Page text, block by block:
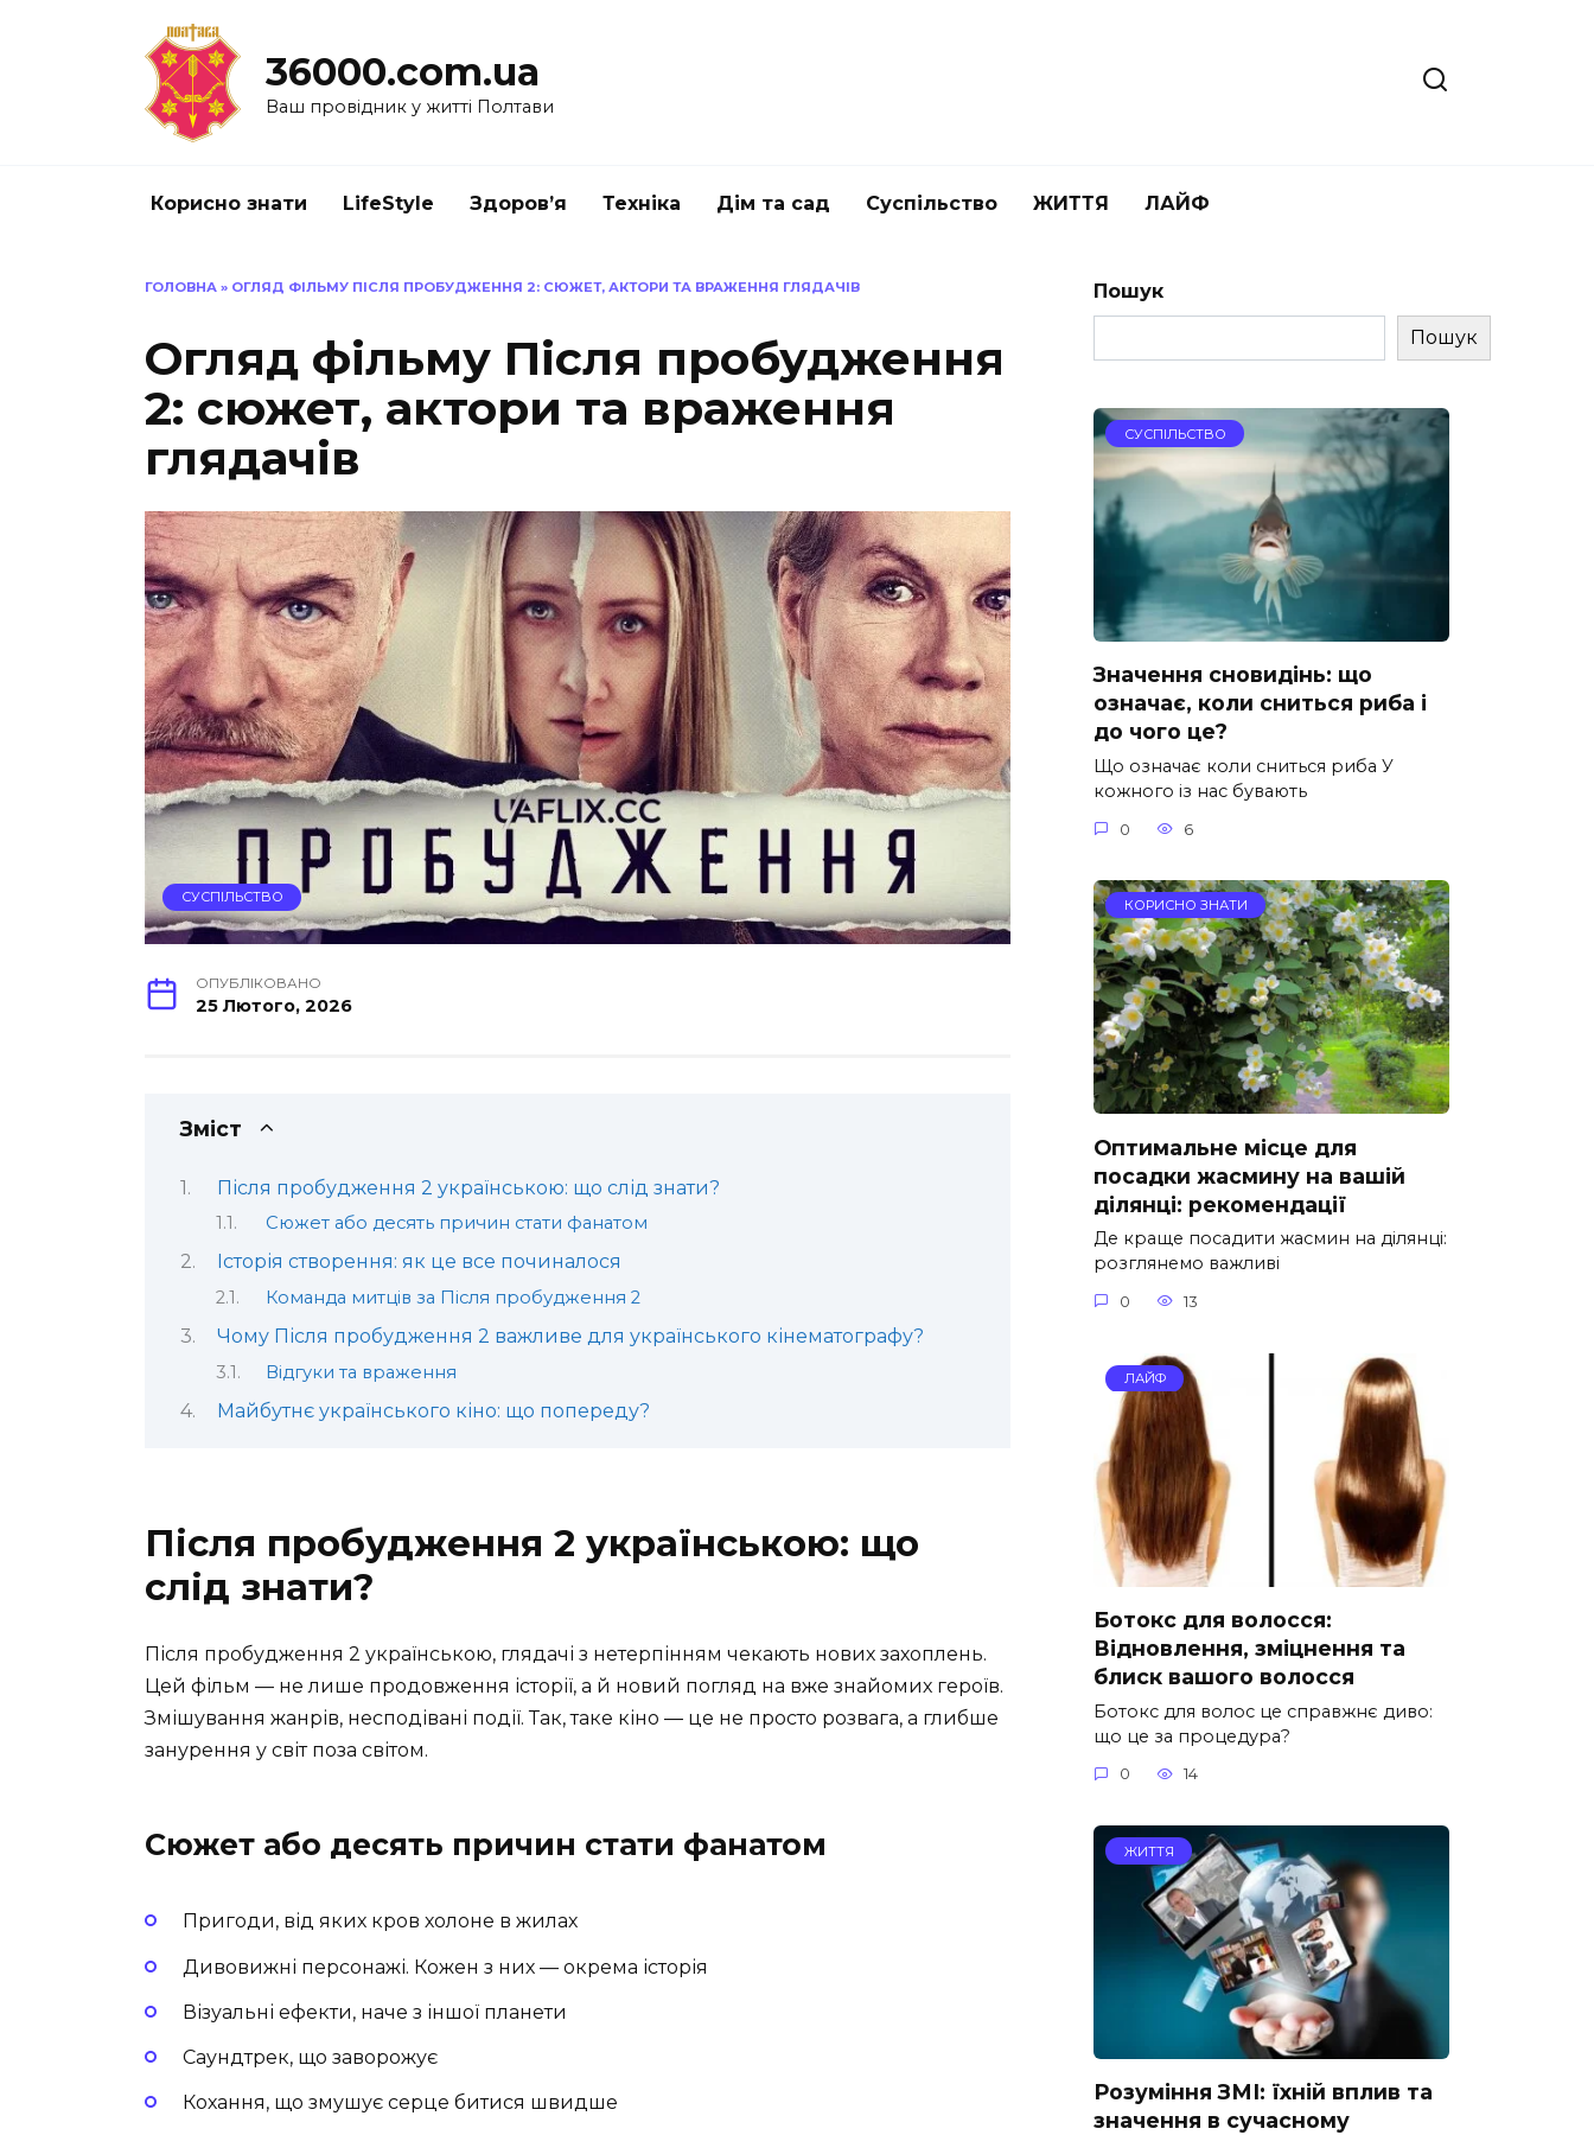
36000.com.ua
Ваш провідник у житті Полтави
Корисно знати LifeStyle Здоров’я Техніка Дім та сад Суспільство ЖИТТЯ ЛАЙФ
ГОЛОВНА » ОГЛЯД ФІЛЬМУ ПІСЛЯ ПРОБУДЖЕННЯ 2: СЮЖЕТ, АКТОРИ ТА ВРАЖЕННЯ ГЛЯДАЧІВ
Огляд фільму Після пробудження
2: сюжет, актори та враження
глядачів
СУСПІЛЬСТВО
ОПУБЛІКОВАНО
25 Лютого, 2026
Зміст
Після пробудження 2 українською: що слід знати?
Сюжет або десять причин стати фанатом
Історія створення: як це все починалося
Команда митців за Після пробудження 2
Чому Після пробудження 2 важливе для українського кінематографу?
Відгуки та враження
Майбутнє українського кіно: що попереду?
Після пробудження 2 українською: що
слід знати?
Після пробудження 2 українською, глядачі з нетерпінням чекають нових захоплень.
Цей фільм — не лише продовження історії, а й новий погляд на вже знайомих героїв.
Змішування жанрів, несподівані події. Так, таке кіно ― це не просто розвага, а глибше
занурення у світ поза світом.
Сюжет або десять причин стати фанатом
Пригоди, від яких кров холоне в жилах
Дивовижні персонажі. Кожен з них — окрема історія
Візуальні ефекти, наче з іншої планети
Саундтрек, що заворожує
Кохання, що змушує серце битися швидше
Пошук
Пошук
СУСПІЛЬСТВО
Значення сновидінь: що
означає, коли сниться риба і
до чого це?
Що означає коли сниться риба У
кожного із нас бувають
0 6
КОРИСНО ЗНАТИ
Оптимальне місце для
посадки жасмину на вашій
ділянці: рекомендації
Де краще посадити жасмин на ділянці:
розглянемо важливі
0 13
ЛАЙФ
Ботокс для волосся:
Відновлення, зміцнення та
блиск вашого волосся
Ботокс для волос це справжнє диво:
що це за процедура?
0 14
ЖИТТЯ
Розуміння ЗМІ: їхній вплив та
значення в сучасному